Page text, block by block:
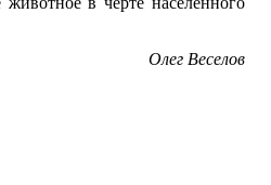
Олег Веселов